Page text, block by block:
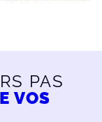
PAS
VOS